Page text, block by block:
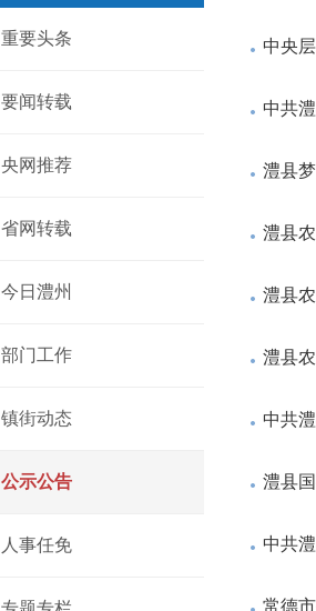
重要头条
要闻转载
央网推荐
省网转载
今日澧州
部门工作
镇街动态
公示公告
人事任免
中央
中共
澧县
澧县
澧县
澧县
中共
澧县
中共
常德